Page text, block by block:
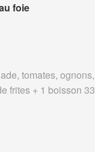
foie
tomates,
frites + 1 boisson